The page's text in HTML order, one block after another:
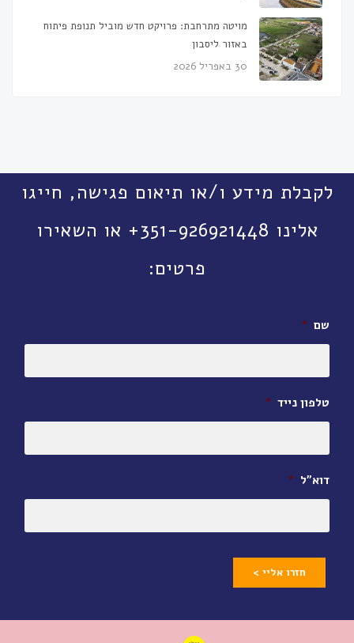
מויטה מתרחבת: פרויקט חדש מוביל תנופת פיתוח
באזור ליסבון
30 באפריל 2026
לקבלת מידע ו/או תיאום פגישה, חייגו
אלינו 351-926921448+ או השאירו
פרטים:
שם *
טלפון נייד *
דוא״ל *
חזרו אליי >